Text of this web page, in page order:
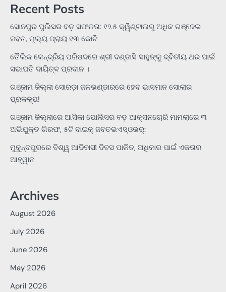
Recent Posts
ସୋନପୁର ପୁଲିସର ବଡ଼ ସଫଳତା: ୧୨.୫ କ୍ୱିଣ୍ଟାଲରୁ ଅଧିକ ଗଞ୍ଜେଇ
ଜବତ, ମୂଲ୍ୟ ପ୍ରାୟ ୧୩ କୋଟି
ତୈଲିକ କେନ୍ଦ୍ରିୟ ପରିଷଦରେ ଶ୍ରୀ ଦଣ୍ଡାସି ସାହୁଙ୍କୁ ଦ୍ବିତୀୟ ଥର ପାଇଁ
ସଭାପତି ଦାୟିତ୍ବ ପ୍ରଦାନ ।
ଗଞ୍ଜାମ ଜିଲ୍ଲା ସୋରଡ଼ା ଜଳଭଣ୍ଡାରରେ ହେବ ଭାସମାନ ସୋଲାର
ପ୍ରକଳ୍ପ!
ଗଞ୍ଜାମ ଜିଲ୍ଲାରେ ଆସିକା ପୋଲିସର ବଡ଼ ଆକ୍ସନଚୋରି ମାମଲାରେ ୩
ଅଭିଯୁକ୍ତ ଗିରଫ, ୫ଟି ବାଇକ୍ ଜବତଭଏସ୍‌ଓଭର୍:
ମୁକୁନ୍ଦପୁରରେ ବିଶ୍ୱ ଆଦିବାସୀ ଦିବସ ପାଳିତ, ଅଧିକାର ପାଇଁ ଏକତାର
ଆହ୍ୱାନ
Archives
August 2026
July 2026
June 2026
May 2026
April 2026